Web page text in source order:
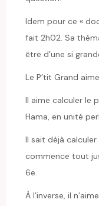
Idem pour ce «
fait 2h02. Sa
être d’une si
Le P’tit Grand
Il aime calculer le
Hama, en unité
Il sait déjà calculer
commence tout
6e.
À l’inverse, il